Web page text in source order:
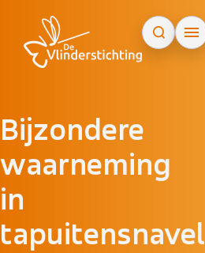
Bijzondere
waarneming
in
tapuitensnavel